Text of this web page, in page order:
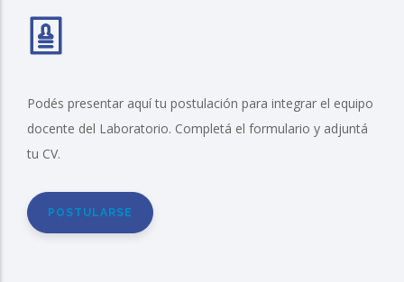
Podés presentar aquí tu postulación para integrar el equipo
docente del Laboratorio. Completá el formulario y adjuntá
tu CV.
POSTULARSE